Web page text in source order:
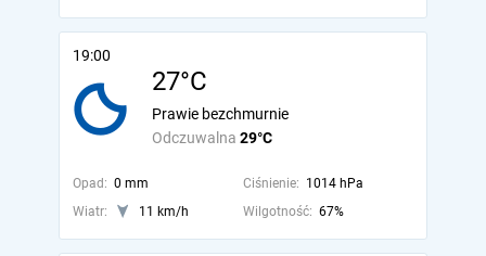
19:00
27°C
Odczuwalna 29°C
Prawie bezchmurnie
Opad: 0 mm Ciśnienie: 1014 hPa
Wiatr:
11 km/h Wilgotność: 67%